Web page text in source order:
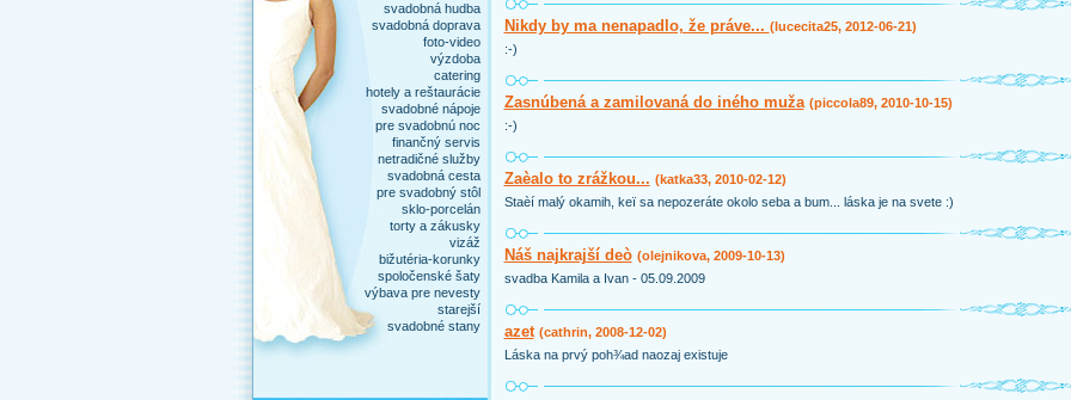
svadobná hudba
svadobná doprava
foto-video
výzdoba
catering
hotely a reštaurácie
svadobné nápoje
pre svadobnú noc
finančný servis
netradičné služby
svadobná cesta
pre svadobný stôl
sklo-porcelán
torty a zákusky
vizáž
bižutéria-korunky
spoločenské šaty
výbava pre nevesty
starejší
svadobné stany
Nikdy by ma nenapadlo, že práve... (lucecita25, 2012-06-21)
:-)
Zasnúbená a zamilovaná do iného muža (piccola89, 2010-10-15)
:-)
Zaèalo to zrážkou... (katka33, 2010-02-12)
Staèí malý okamih, keï sa nepozeráte okolo seba a bum... láska je na svete :)
Náš najkrajší deò (olejnikova, 2009-10-13)
svadba Kamila a Ivan - 05.09.2009
azet (cathrin, 2008-12-02)
Láska na prvý poh¾ad naozaj existuje